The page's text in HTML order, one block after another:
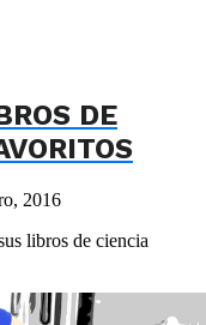
DE
2016
libros de ciencia